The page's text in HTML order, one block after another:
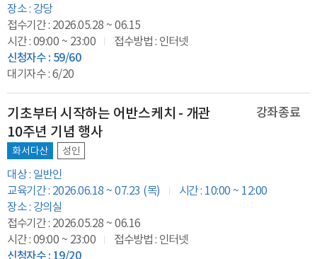
장소 : 강당
접수기간 : 2026.05.28 ~ 06.15
시간 : 09:00 ~ 23:00
접수방법 : 인터넷
신청자수 : 59/60
대기자수 : 6/20
기초부터 시작하는 어반스케치 - 개관
10주년 기념 행사
화서다산 성인
대상 : 일반인
교육기간 : 2026.06.18 ~ 07.23 (목)
시간 : 10:00 ~ 12:00
장소 : 강의실
접수기간 : 2026.05.28 ~ 06.16
시간 : 09:00 ~ 23:00
접수방법 : 인터넷
신청자수 : 19/20
강좌종료